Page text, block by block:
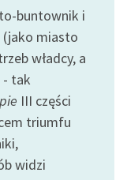
buntownik i
(jako miasto
władcy, a
- tak
III części
triumfu
widzi